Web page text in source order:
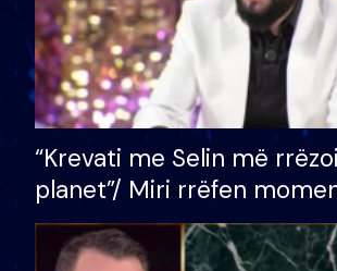
“Krevati me Selin më
planet”/ Miri rrëfen
bukura në shtëpinë e BB
mungojë zilja e mëngjesit